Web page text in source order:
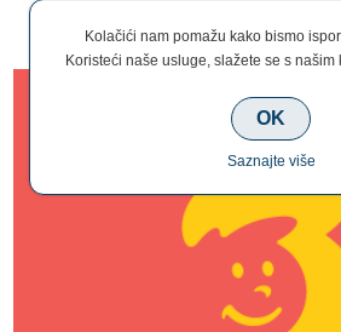
Brend
Kolačići nam pomažu kako bismo
Koristeći naše usluge, slažete se s
OK
Saznajte više